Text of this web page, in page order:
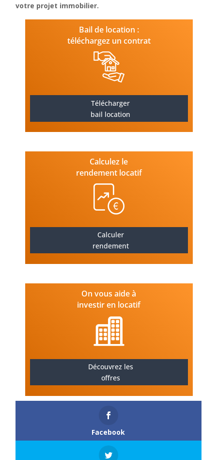
votre projet immobilier.
Bail de location :
téléchargez un contrat
Télécharger
bail location
Calculez le
rendement locatif
Calculer
rendement
On vous aide à
investir en locatif
Découvrez les
offres
Facebook